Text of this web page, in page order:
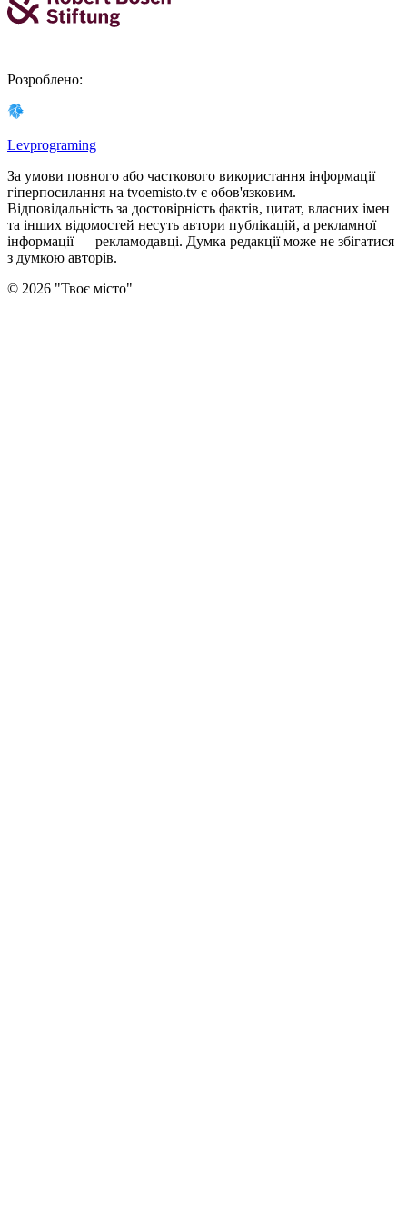
Розроблено:
Levprograming
За умови повного або часткового використання iнформацiї
гіперпосилання на tvoemisto.tv є обов'язковим.
Відповідальність за достовірність фактів, цитат, власних імен
та інших відомостей несуть автори публікацій, а рекламної
інформації — рекламодавці. Думка редакцiї може не збiгатися
з думкою авторiв.
© 2026 "Твоє місто"